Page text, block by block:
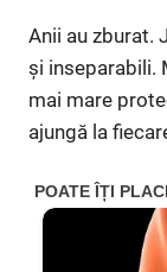
Anii au zburat.
și inseparabili.
mai mare
ajungă la